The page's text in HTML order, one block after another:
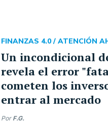
Un incondicional
revela el error
cometen los
entrar al mercado
FINANZAS 4.0 / ATENCIÓN
Por F.G.